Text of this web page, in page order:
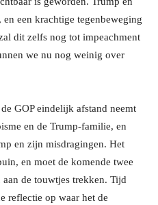
een krachtige tegenbeweging
dit zelfs nog tot impeachment
we nu nog weinig over
GOP eindelijk afstand neemt
en de Trump-familie, en
en zijn misdragingen. Het
en moet de komende twee
de touwtjes trekken. Tijd
reflectie op waar het de